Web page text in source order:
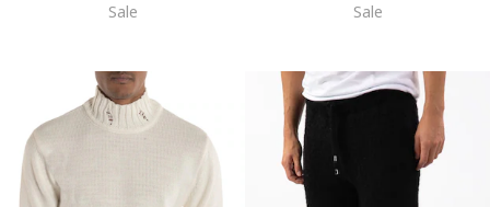
Sale
Sale